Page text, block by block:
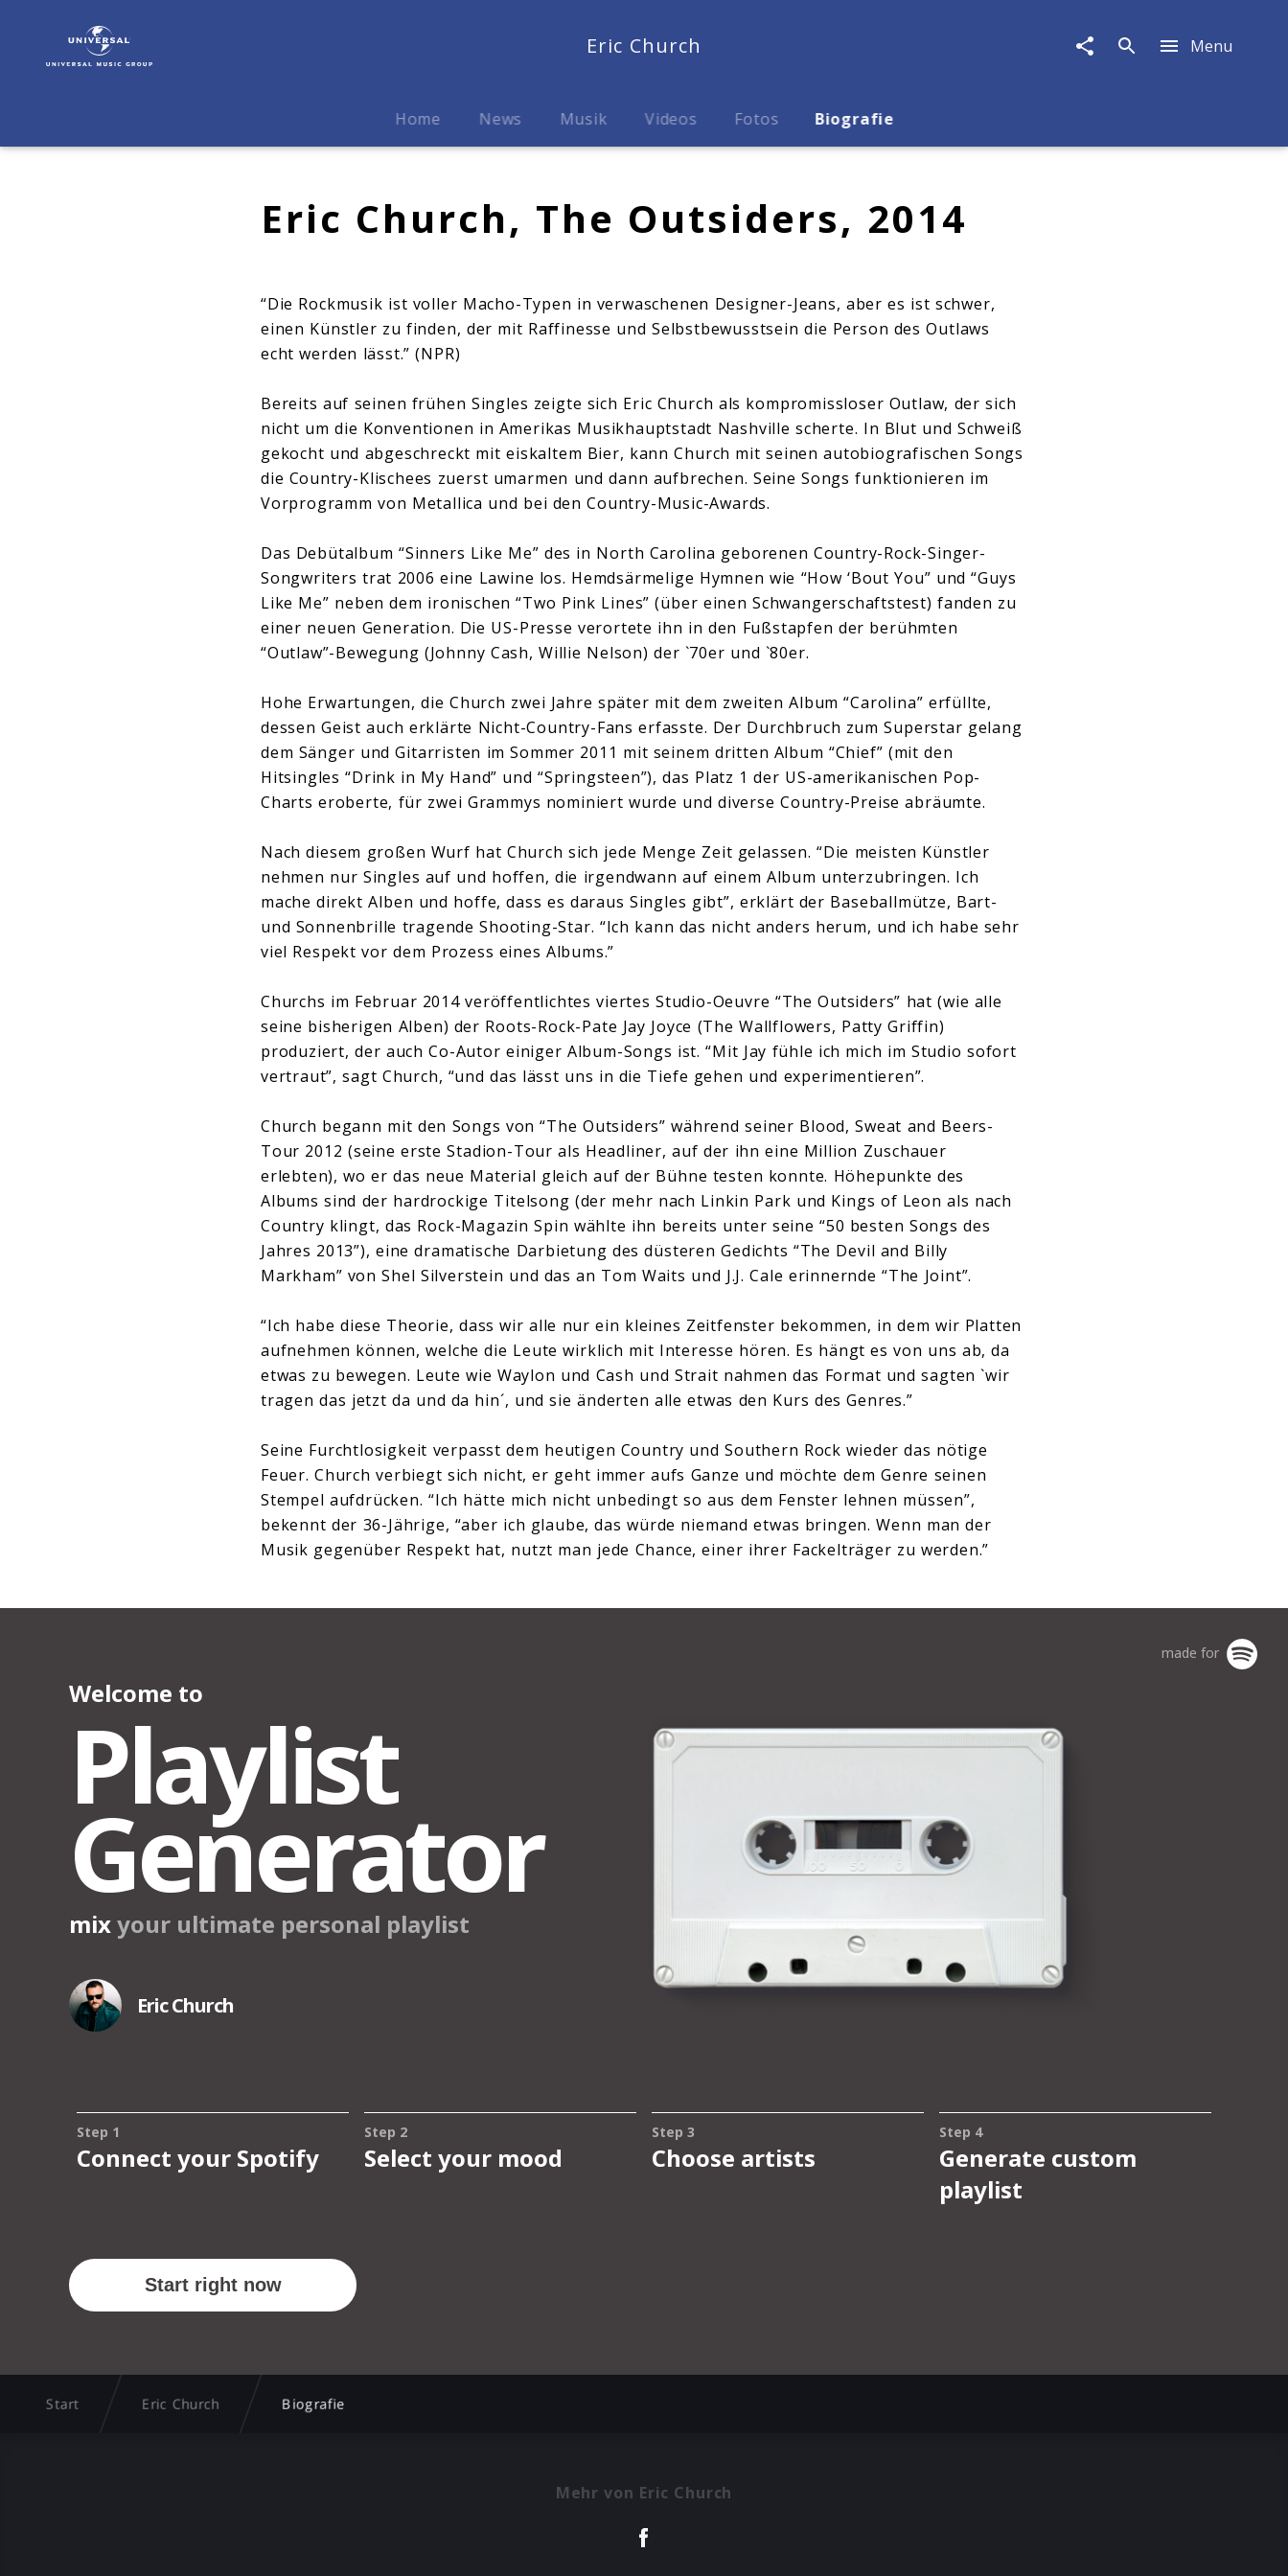
Eric Church Menu
Home News Musik Videos Fotos Biografie
Eric Church, The Outsiders, 2014
“Die Rockmusik ist voller Macho-Typen in verwaschenen Designer-Jeans, aber es ist schwer,
einen Künstler zu finden, der mit Raffinesse und Selbstbewusstsein die Person des Outlaws
echt werden lässt.” (NPR)
Bereits auf seinen frühen Singles zeigte sich Eric Church als kompromissloser Outlaw, der sich
nicht um die Konventionen in Amerikas Musikhauptstadt Nashville scherte. In Blut und Schweiß
gekocht und abgeschreckt mit eiskaltem Bier, kann Church mit seinen autobiografischen Songs
die Country-Klischees zuerst umarmen und dann aufbrechen. Seine Songs funktionieren im
Vorprogramm von Metallica und bei den Country-Music-Awards.
Das Debütalbum “Sinners Like Me” des in North Carolina geborenen Country-Rock-Singer-
Songwriters trat 2006 eine Lawine los. Hemdsärmelige Hymnen wie “How ‘Bout You” und “Guys
Like Me” neben dem ironischen “Two Pink Lines” (über einen Schwangerschaftstest) fanden zu
einer neuen Generation. Die US-Presse verortete ihn in den Fußstapfen der berühmten
“Outlaw”-Bewegung (Johnny Cash, Willie Nelson) der `70er und `80er.
Hohe Erwartungen, die Church zwei Jahre später mit dem zweiten Album “Carolina” erfüllte,
dessen Geist auch erklärte Nicht-Country-Fans erfasste. Der Durchbruch zum Superstar gelang
dem Sänger und Gitarristen im Sommer 2011 mit seinem dritten Album “Chief” (mit den
Hitsingles “Drink in My Hand” und “Springsteen”), das Platz 1 der US-amerikanischen Pop-
Charts eroberte, für zwei Grammys nominiert wurde und diverse Country-Preise abräumte.
Nach diesem großen Wurf hat Church sich jede Menge Zeit gelassen. “Die meisten Künstler
nehmen nur Singles auf und hoffen, die irgendwann auf einem Album unterzubringen. Ich
mache direkt Alben und hoffe, dass es daraus Singles gibt”, erklärt der Baseballmütze, Bart-
und Sonnenbrille tragende Shooting-Star. “Ich kann das nicht anders herum, und ich habe sehr
viel Respekt vor dem Prozess eines Albums.”
Churchs im Februar 2014 veröffentlichtes viertes Studio-Oeuvre “The Outsiders” hat (wie alle
seine bisherigen Alben) der Roots-Rock-Pate Jay Joyce (The Wallflowers, Patty Griffin)
produziert, der auch Co-Autor einiger Album-Songs ist. “Mit Jay fühle ich mich im Studio sofort
vertraut”, sagt Church, “und das lässt uns in die Tiefe gehen und experimentieren”.
Church begann mit den Songs von “The Outsiders” während seiner Blood, Sweat and Beers-
Tour 2012 (seine erste Stadion-Tour als Headliner, auf der ihn eine Million Zuschauer
erlebten), wo er das neue Material gleich auf der Bühne testen konnte. Höhepunkte des
Albums sind der hardrockige Titelsong (der mehr nach Linkin Park und Kings of Leon als nach
Country klingt, das Rock-Magazin Spin wählte ihn bereits unter seine “50 besten Songs des
Jahres 2013”), eine dramatische Darbietung des düsteren Gedichts “The Devil and Billy
Markham” von Shel Silverstein und das an Tom Waits und J.J. Cale erinnernde “The Joint”.
“Ich habe diese Theorie, dass wir alle nur ein kleines Zeitfenster bekommen, in dem wir Platten
aufnehmen können, welche die Leute wirklich mit Interesse hören. Es hängt es von uns ab, da
etwas zu bewegen. Leute wie Waylon und Cash und Strait nahmen das Format und sagten `wir
tragen das jetzt da und da hin´, und sie änderten alle etwas den Kurs des Genres.”
Seine Furchtlosigkeit verpasst dem heutigen Country und Southern Rock wieder das nötige
Feuer. Church verbiegt sich nicht, er geht immer aufs Ganze und möchte dem Genre seinen
Stempel aufdrücken. “Ich hätte mich nicht unbedingt so aus dem Fenster lehnen müssen”,
bekennt der 36-Jährige, “aber ich glaube, das würde niemand etwas bringen. Wenn man der
Musik gegenüber Respekt hat, nutzt man jede Chance, einer ihrer Fackelträger zu werden.”
Start Eric Church Biografie
Mehr von Eric Church